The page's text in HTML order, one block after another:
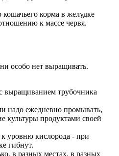
корма в желудке
к массе червя.
особо нет выращивать.
выращиванием трубочника
надо ежедневно промывать,
культуры продуктами своей
уровню кислорода - при
гибнут.
в разных местах, в разных